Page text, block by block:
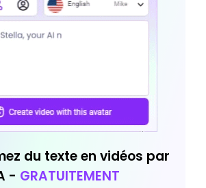
du texte en vidéos par
- GRATUITEMENT